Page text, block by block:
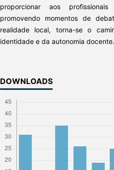
proporcionar aos
promovendo momentos de
realidade local, torna-se o
identidade e da autonomia docente.
DOWNLOADS